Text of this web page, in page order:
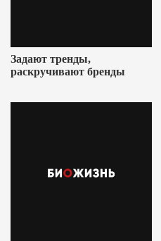
Задают тренды,
раскручивают бренды